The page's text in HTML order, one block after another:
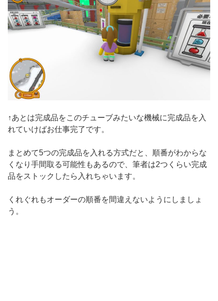
↑あとは完成品をこのチューブみたいな機械に完成品を入
れていけばお仕事完了です。
まとめて5つの完成品を入れる方式だと、順番がわからな
くなり手間取る可能性もあるので、筆者は2つくらい完成
品をストックしたら入れちゃいます。
くれぐれもオーダーの順番を間違えないようにしましょ
う。